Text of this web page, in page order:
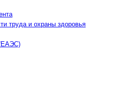
труда и охраны здоровья
ЕАЭС)